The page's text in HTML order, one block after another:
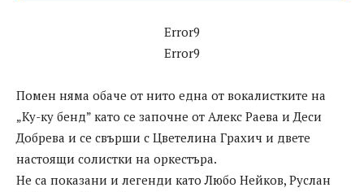
Error9
Error9
Помен няма обаче от нито една от вокалистките на
„Ку-ку бенд” като се започне от Алекс Раева и Деси
Добрева и се свърши с Цветелина Грахич и двете
настоящи солистки на оркестъра.
Не са показани и легенди като Любо Нейков, Руслан